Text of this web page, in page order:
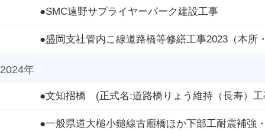
●SMC遠野サプライヤーパーク建設工事
●盛岡支社管内こ線道路橋等修繕工事2023（本所
2024年
●文知摺橋 (正式名:道路橋りょう維持（長寿）工
●一般県道大槌小鎚線古廟橋ほか下部工耐震補強